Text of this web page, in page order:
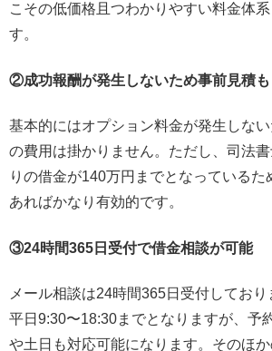
こその低価格且つわかりやすい料金体
す。
②成功報酬が発生しないため事前見積
基本的にはオプション料金が発生しな
の費用は掛かりません。ただし、司法
りの借金が140万円までとなっているた
あればかなり有効的です。
③24時間365日受付で借金相談が可能
メール相談は24時間365日受付してお
平日9:30〜18:30までとなりますが、予
や土日も対応可能になります。そのほ